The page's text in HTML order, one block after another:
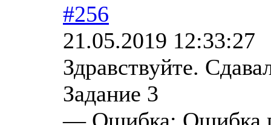
#256
21.05.2019 12:33:27
Здравствуйте.
Задание 3